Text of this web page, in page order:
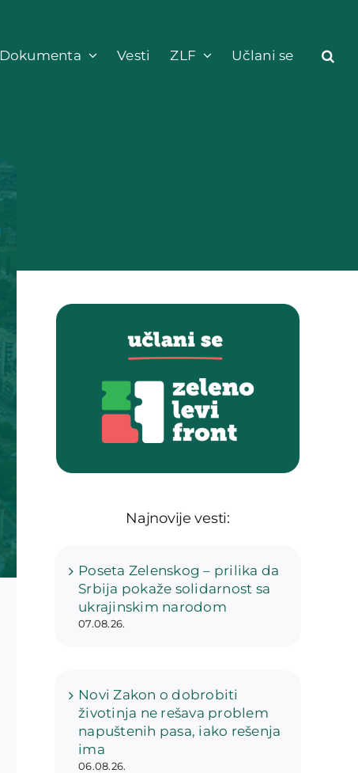
Dokumenta Vesti ZLF Učlani se
Najnovije vesti:
Poseta Zelenskog – prilika da
Srbija pokaže solidarnost sa
ukrajinskim narodom
07.08.26.
Novi Zakon o dobrobiti
životinja ne rešava problem
napuštenih pasa, iako rešenja
ima
06.08.26.